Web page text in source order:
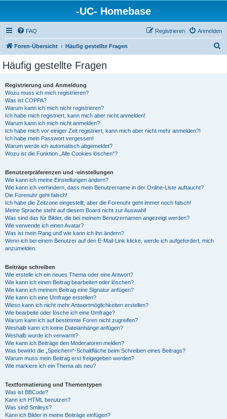
-UC- Homebase
FAQ Anmelden
Registrieren
Foren-Übersicht Häufig gestellte Fragen
Häufig gestellte Fragen
Registrierung und Anmeldung
Wozu muss ich mich registrieren?
Was ist COPPA?
Warum kann ich mich nicht registrieren?
Ich habe mich registriert, kann mich aber nicht anmelden!
Warum kann ich mich nicht anmelden?
Ich habe mich vor einiger Zeit registriert, kann mich aber nicht mehr anmelden?!
Ich habe mein Passwort vergessen!
Warum werde ich automatisch abgemeldet?
Wozu ist die Funktion „Alle Cookies löschen“?
Benutzerpräferenzen und -einstellungen
Wie kann ich meine Einstellungen ändern?
Wie kann ich verhindern, dass mein Benutzername in der Online-Liste auftaucht?
Die Forenuhr geht falsch!
Ich habe die Zeitzone eingestellt, aber die Forenuhr geht immer noch falsch!
Meine Sprache steht auf diesem Board nicht zur Auswahl!
Was sind das für Bilder, die bei meinem Benutzernamen angezeigt werden?
Wie verwende ich einen Avatar?
Was ist mein Rang und wie kann ich ihn ändern?
Wenn ich bei einem Benutzer auf den E-Mail-Link klicke, werde ich aufgefordert, mich
anzumelden.
Beiträge schreiben
Wie erstelle ich ein neues Thema oder eine Antwort?
Wie kann ich einen Beitrag bearbeiten oder löschen?
Wie kann ich meinem Beitrag eine Signatur anfügen?
Wie kann ich eine Umfrage erstellen?
Wieso kann ich nicht mehr Antwortmöglichkeiten erstellen?
Wie bearbeite oder lösche ich eine Umfrage?
Warum kann ich auf bestimmte Foren nicht zugreifen?
Weshalb kann ich keine Dateianhänge anfügen?
Weshalb wurde ich verwarnt?
Wie kann ich Beiträge den Moderatoren melden?
Was bewirkt die „Speichern“-Schaltfläche beim Schreiben eines Beitrags?
Warum muss mein Beitrag erst freigegeben werden?
Wie markiere ich ein Thema als neu?
Textformatierung und Thementypen
Was ist BBCode?
Kann ich HTML benutzen?
Was sind Smileys?
Kann ich Bilder in meine Beiträge einfügen?